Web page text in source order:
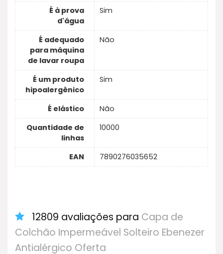
É à prova
d'água
Sim
É adequado
para máquina
de lavar roupa
Não
É um produto
hipoalergênico
Sim
É elástico
Não
Quantidade de
linhas
10000
EAN 7890276035652
12809 avaliações para Capa de
Colchão Impermeável Solteiro Ebenezer
Antialérgico Oferta